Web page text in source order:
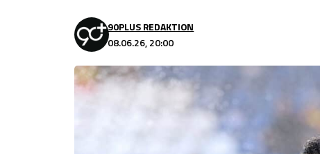
08.06.26, 20:00
90PLUS REDAKTION